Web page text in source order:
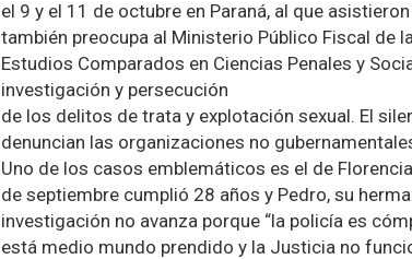
el 9 y el 11 de octubre en Paraná, al que
también preocupa al Ministerio Público Fiscal de
Estudios Comparados en Ciencias Penales y
investigación y persecución
de los delitos de trata y explotación sexual. El
denuncian las organizaciones no
Uno de los casos emblemáticos es el de
de septiembre cumplió 28 años y Pedro, su
investigación no avanza porque “la policía es
está medio mundo prendido y la Justicia no